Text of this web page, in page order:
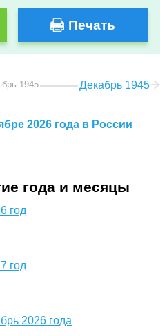
Печать
1945 Декабрь 1945
2026 года в России
года и месяцы
год
год
2026 года